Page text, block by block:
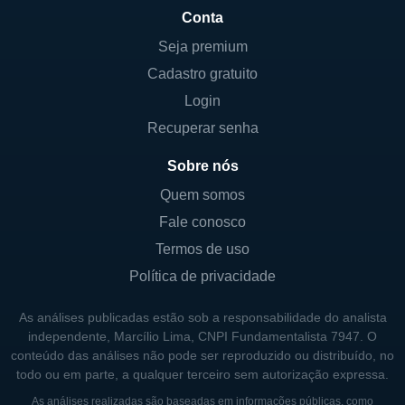
participação acionária é bem diversificada,
garantindo um equilíbrio no controle da
companhia. O foco principal está em criar
valor para todos os seus acionistas por meio
instituições financeiras e investidores, que
desempenham um papel importante na
governança e nas decisões estratégicas da
empresa. Essa estrutura proporciona
permitindo-lhe responder rapidamente às
mudanças nas demandas do mercado e a
inovações tecnológicas.
Conta
Seja premium
Cadastro gratuito
Login
Recuperar senha
Sobre nós
Quem somos
Fale conosco
Termos de uso
Política de privacidade
As análises publicadas estão sob a responsabilidade do analista
independente, Marcílio Lima, CNPI Fundamentalista 7947. O
conteúdo das análises não pode ser reproduzido ou distribuído, no
todo ou em parte, a qualquer terceiro sem autorização expressa.
As análises realizadas são baseadas em informações públicas, como